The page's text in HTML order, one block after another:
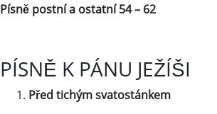
Písně postní a ostatní 54 – 62
PÍSNĚ K PÁNU JEŽÍŠI
Před tichým svatostánkem